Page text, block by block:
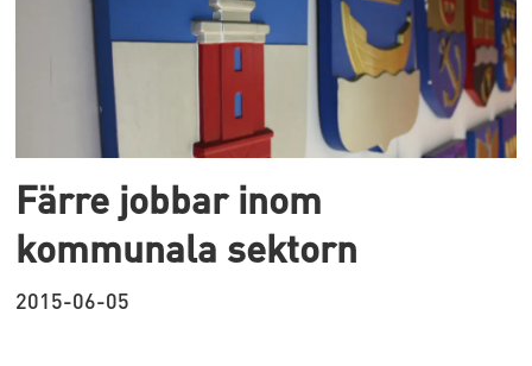
Färre jobbar inom
kommunala sektorn
2015-06-05